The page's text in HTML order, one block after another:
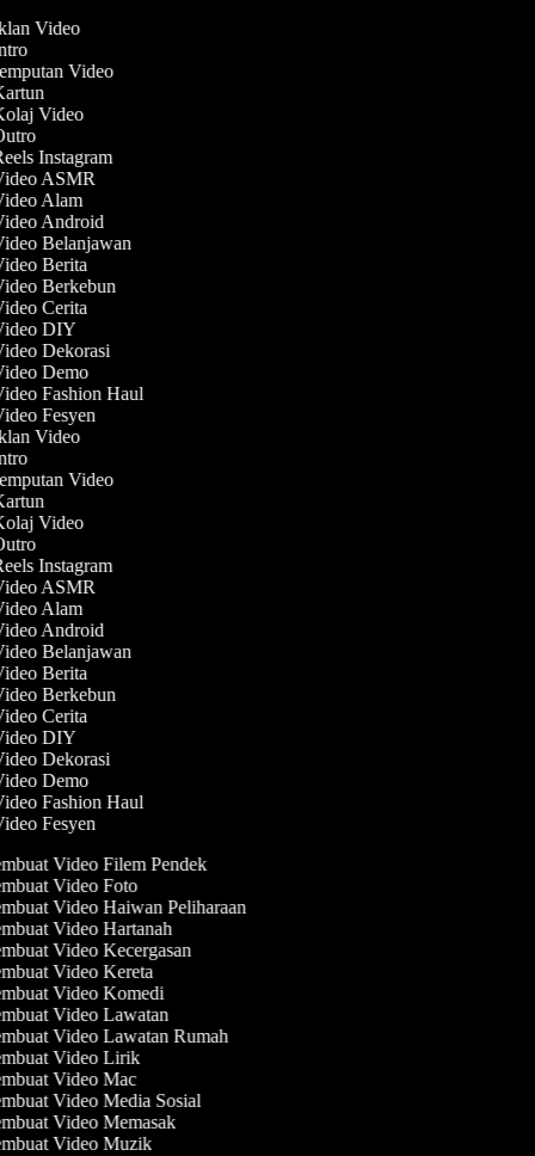
Video
Video
Video
Instagram
ASMR
Alam
Android
Belanjawan
Berita
Berkebun
Cerita
DIY
Dekorasi
Demo
Fashion Haul
Fesyen
Video
Video
Video
Instagram
ASMR
Alam
Android
Belanjawan
Berita
Berkebun
Cerita
DIY
Dekorasi
Demo
Fashion Haul
Fesyen
Video Filem Pendek
Video Foto
Video Haiwan Peliharaan
Video Hartanah
Video Kecergasan
Video Kereta
Video Komedi
Video Lawatan
Video Lawatan Rumah
Video Lirik
Video Mac
Video Media Sosial
Video Memasak
Video Muzik